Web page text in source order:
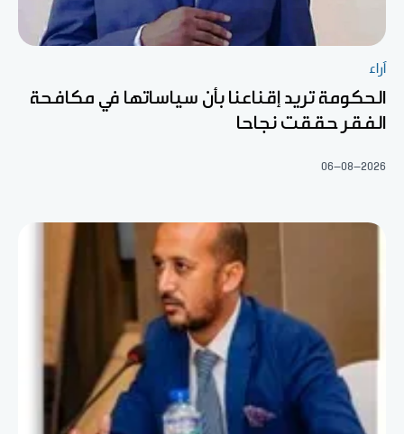
آراء
الحكومة تريد إقناعنا بأن سياساتها في مكافحة
الفقر حققت نجاحا
06-08-2026